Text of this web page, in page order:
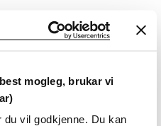
mogleg, brukar vi
vil godkjenne. Du kan